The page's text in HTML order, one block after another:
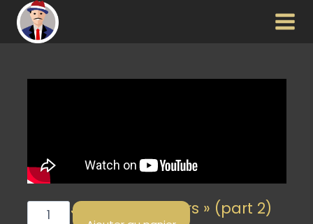
« Jeepers creepers » (part 2)